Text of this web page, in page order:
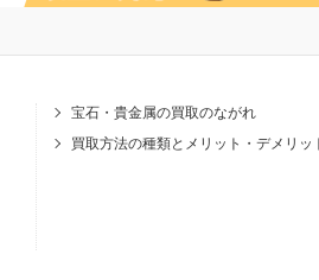
宝石・貴金属の買取のながれ
買取方法の種類とメリット・デメリッ